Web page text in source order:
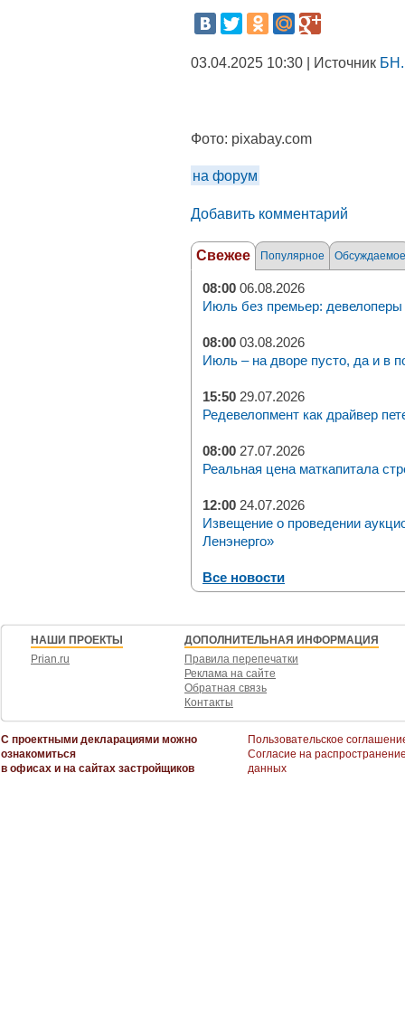
03.04.2025 10:30 | Источник
Фото: pixabay.com
на форум
Добавить комментарий
Свежее Популярное Обсуждаемое
08:00 06.08.2026
Июль без премьер: девелоперы
08:00 03.08.2026
Июль – на дворе пусто, да и в
15:50 29.07.2026
Редевелопмент как драйвер
08:00 27.07.2026
Реальная цена маткапитала
12:00 24.07.2026
Извещение о проведении
Ленэнерго»
Все новости
НАШИ ПРОЕКТЫ
Prian.ru
ДОПОЛНИТЕЛЬНАЯ ИНФОРМАЦИЯ
Правила перепечатки
Реклама на сайте
Обратная связь
Контакты
С проектными декларациями можно
ознакомиться
в офисах и на сайтах застройщиков
Пользовательское
Согласие на
данных